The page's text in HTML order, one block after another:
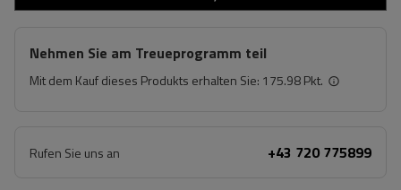
Nehmen Sie am Treueprogramm teil
Mit dem Kauf dieses Produkts erhalten Sie: 175.98 Pkt.
Rufen Sie uns an +43 720 775899